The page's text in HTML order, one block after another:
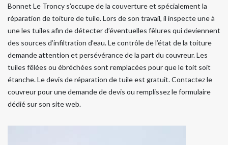
Bonnet Le Troncy s’occupe de la couverture et spécialement la
réparation de toiture de tuile. Lors de son travail, il inspecte une à
une les tuiles afin de détecter d’éventuelles fêlures qui deviennent
des sources d’infiltration d’eau. Le contrôle de l’état de la toiture
demande attention et persévérance de la part du couvreur. Les
tuiles fêlées ou ébréchées sont remplacées pour que le toit soit
étanche. Le devis de réparation de tuile est gratuit. Contactez le
couvreur pour une demande de devis ou remplissez le formulaire
dédié sur son site web.